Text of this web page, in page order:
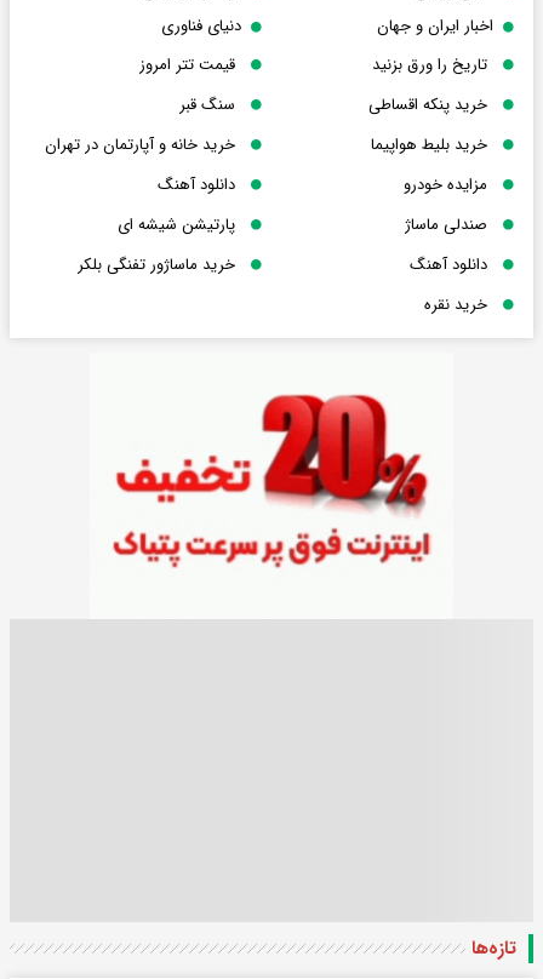
اخبار ایران و جهان
دنیای فناوری
تاریخ را ورق بزنید
قیمت تتر امروز
خرید پنکه اقساطی
سنگ قبر
خرید بلیط هواپیما
خرید خانه و آپارتمان در تهران
مزایده خودرو
دانلود آهنگ
صندلی ماساژ
پارتیشن شیشه ای
دانلود آهنگ
خرید ماساژور تفنگی بلکر
خرید نقره
تازه‌ها